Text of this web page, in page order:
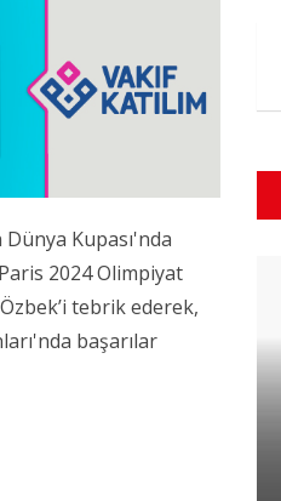
Kupası'nda
2024 Olimpiyat
tebrik ederek,
başarılar